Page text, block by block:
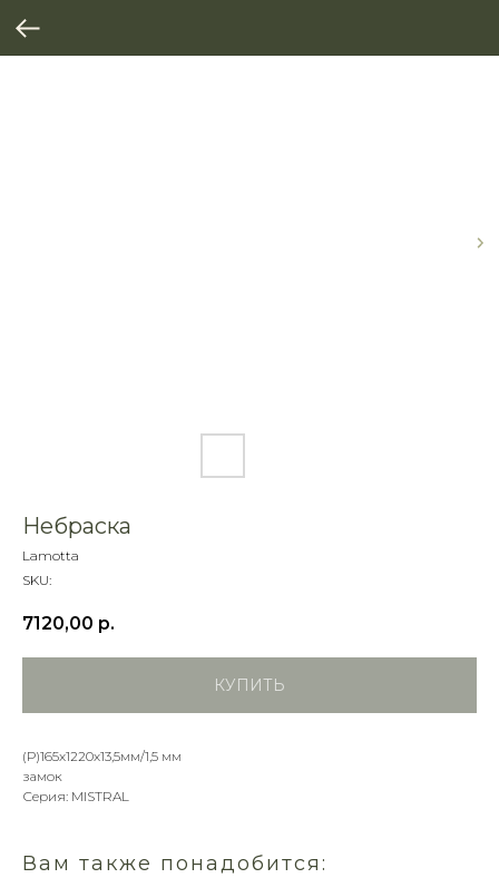
Небраска
Lamotta
SKU:
7120,00 р.
КУПИТЬ
(Р)165х1220х13,5мм/1,5 мм
замок
Серия: MISTRAL
Вам также понадобится: